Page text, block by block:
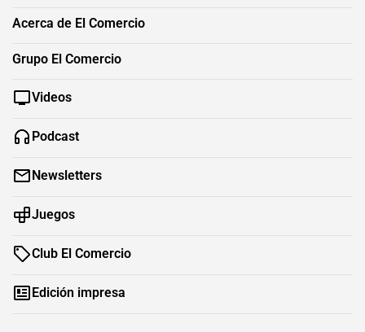
Acerca de El Comercio
Grupo El Comercio
Videos
Podcast
Newsletters
Juegos
Club El Comercio
Edición impresa